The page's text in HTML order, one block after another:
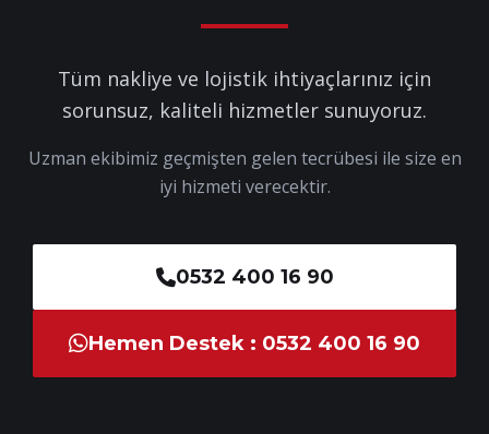
Tüm nakliye ve lojistik ihtiyaçlarınız için
sorunsuz, kaliteli hizmetler sunuyoruz.
Uzman ekibimiz geçmişten gelen tecrübesi ile size en
iyi hizmeti verecektir.
0532 400 16 90
Hemen Destek : 0532 400 16 90